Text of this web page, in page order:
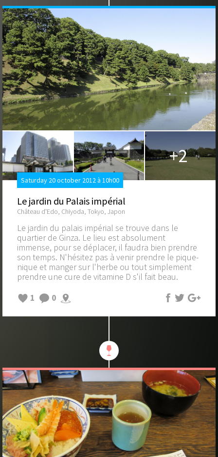
+2
Saturday 20 october 2012 à 10h00
Le jardin du Palais impérial
Château d'Edo, Chiyoda, Tokyo, Japon
Le jardin du palais impérial se trouve dans le
quartier de Ginza. Le lieu est absolument
immense, pour se déplacer, il faudra bien prendre
son temps. N'hésitez pas à venir prendre le pique-
nique et manger sur l'herbe ou tout simplement
prendre une cure de vitamine D s'il fait beau.
1
0